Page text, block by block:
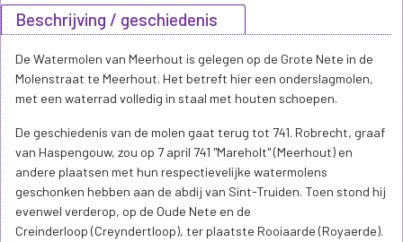
Beschrijving / geschiedenis
De Watermolen van Meerhout is gelegen op de Grote Nete in de
Molenstraat te Meerhout. Het betreft hier een onderslagmolen,
met een waterrad volledig in staal met houten schoepen.
De geschiedenis van de molen gaat terug tot 741. Robrecht, graaf
van Haspengouw, zou op 7 april 741 "Mareholt" (Meerhout) en
andere plaatsen met hun respectievelijke watermolens
geschonken hebben aan de abdij van Sint-Truiden. Toen stond hij
evenwel verderop, op de Oude Nete en de
Creinderloop (Creyndertloop), ter plaatste Rooiaarde (Royaerde).